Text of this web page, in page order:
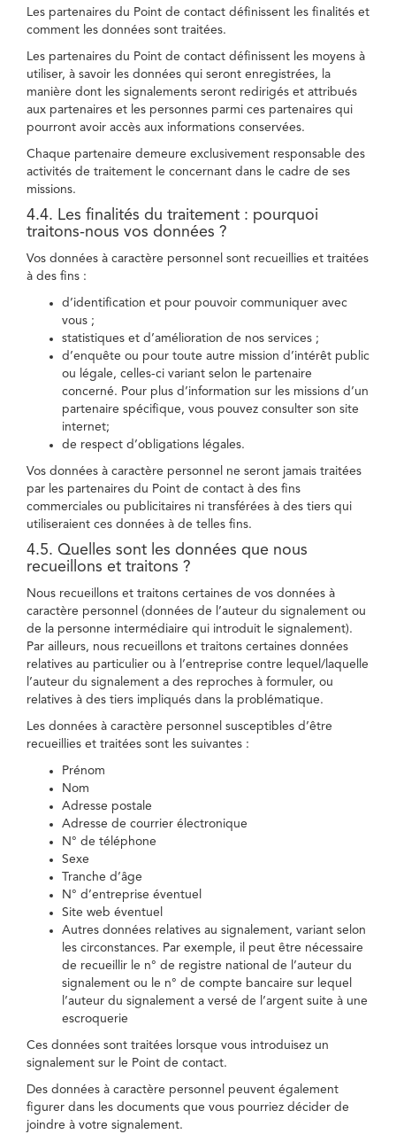
Les partenaires du Point de contact définissent les finalités et
comment les données sont traitées.
Les partenaires du Point de contact définissent les moyens à
utiliser, à savoir les données qui seront enregistrées, la
manière dont les signalements seront redirigés et attribués
aux partenaires et les personnes parmi ces partenaires qui
pourront avoir accès aux informations conservées.
Chaque partenaire demeure exclusivement responsable des
activités de traitement le concernant dans le cadre de ses
missions.
4.4. Les finalités du traitement : pourquoi
traitons-nous vos données ?
Vos données à caractère personnel sont recueillies et traitées
à des fins :
d’identification et pour pouvoir communiquer avec
vous ;
statistiques et d’amélioration de nos services ;
d’enquête ou pour toute autre mission d’intérêt public
ou légale, celles-ci variant selon le partenaire
concerné. Pour plus d’information sur les missions d’un
partenaire spécifique, vous pouvez consulter son site
internet;
de respect d’obligations légales.
Vos données à caractère personnel ne seront jamais traitées
par les partenaires du Point de contact à des fins
commerciales ou publicitaires ni transférées à des tiers qui
utiliseraient ces données à de telles fins.
4.5. Quelles sont les données que nous
recueillons et traitons ?
Nous recueillons et traitons certaines de vos données à
caractère personnel (données de l’auteur du signalement ou
de la personne intermédiaire qui introduit le signalement).
Par ailleurs, nous recueillons et traitons certaines données
relatives au particulier ou à l’entreprise contre lequel/laquelle
l’auteur du signalement a des reproches à formuler, ou
relatives à des tiers impliqués dans la problématique.
Les données à caractère personnel susceptibles d’être
recueillies et traitées sont les suivantes :
Prénom
Nom
Adresse postale
Adresse de courrier électronique
N° de téléphone
Sexe
Tranche d’âge
N° d’entreprise éventuel
Site web éventuel
Autres données relatives au signalement, variant selon
les circonstances. Par exemple, il peut être nécessaire
de recueillir le n° de registre national de l’auteur du
signalement ou le n° de compte bancaire sur lequel
l’auteur du signalement a versé de l’argent suite à une
escroquerie
Ces données sont traitées lorsque vous introduisez un
signalement sur le Point de contact.
Des données à caractère personnel peuvent également
figurer dans les documents que vous pourriez décider de
joindre à votre signalement.